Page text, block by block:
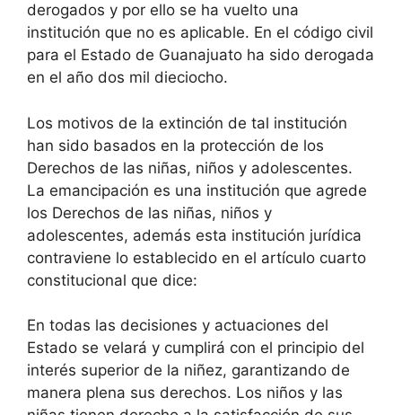
derogados y por ello se ha vuelto una
institución que no es aplicable. En el código civil
para el Estado de Guanajuato ha sido derogada
en el año dos mil dieciocho.
Los motivos de la extinción de tal institución
han sido basados en la protección de los
Derechos de las niñas, niños y adolescentes.
La emancipación es una institución que agrede
los Derechos de las niñas, niños y
adolescentes, además esta institución jurídica
contraviene lo establecido en el artículo cuarto
constitucional que dice:
En todas las decisiones y actuaciones del
Estado se velará y cumplirá con el principio del
interés superior de la niñez, garantizando de
manera plena sus derechos. Los niños y las